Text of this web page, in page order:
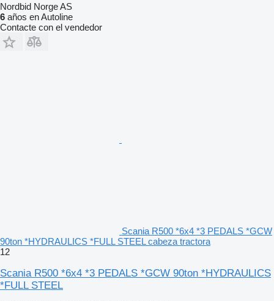
Nordbid Norge AS
6 años en Autoline
Contacte con el vendedor
Scania R500 *6x4 *3 PEDALS *GCW
90ton *HYDRAULICS *FULL STEEL cabeza tractora
12
Scania R500 *6x4 *3 PEDALS *GCW 90ton *HYDRAULICS
*FULL STEEL